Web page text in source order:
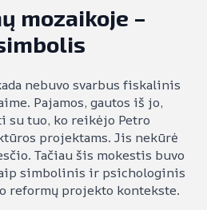
mozaikoje –
nebuvo svarbus fiskalinis
Pajamos, gautos iš jo,
su tuo, ko reikėjo Petro
projektams. Jis nekūrė
Tačiau šis mokestis buvo
simbolinis ir psichologinis
reformų projekto kontekste.